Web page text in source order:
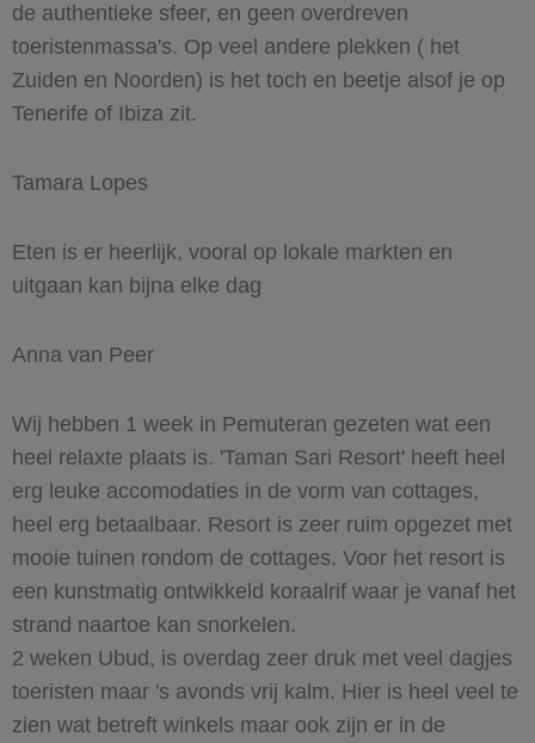
de authentieke sfeer, en geen overdreven
toeristenmassa's. Op veel andere plekken ( het
Zuiden en Noorden) is het toch en beetje alsof je op
Tenerife of Ibiza zit.
Tamara Lopes
Eten is er heerlijk, vooral op lokale markten en
uitgaan kan bijna elke dag
Anna van Peer
Wij hebben 1 week in Pemuteran gezeten wat een
heel relaxte plaats is. 'Taman Sari Resort' heeft heel
erg leuke accomodaties in de vorm van cottages,
heel erg betaalbaar. Resort is zeer ruim opgezet met
mooie tuinen rondom de cottages. Voor het resort is
een kunstmatig ontwikkeld koraalrif waar je vanaf het
strand naartoe kan snorkelen.
2 weken Ubud, is overdag zeer druk met veel dagjes
toeristen maar 's avonds vrij kalm. Hier is heel veel te
zien wat betreft winkels maar ook zijn er in de